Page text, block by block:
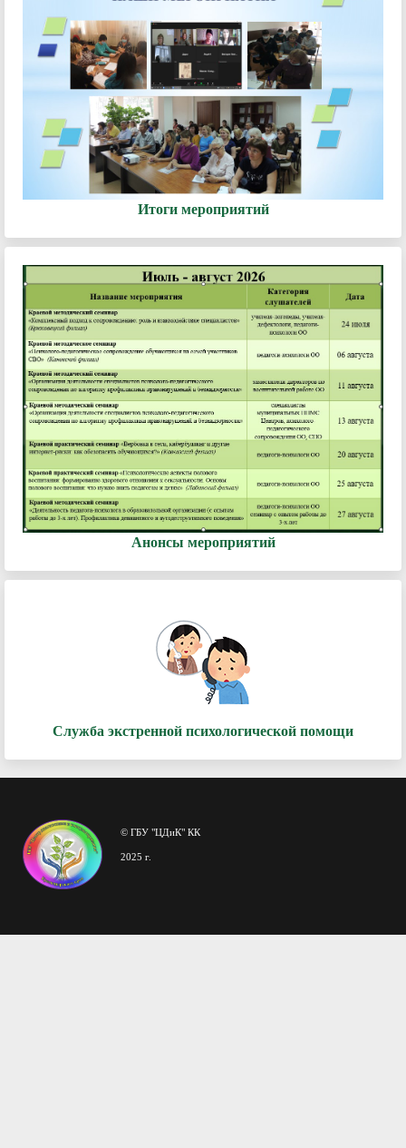
Итоги мероприятий
Анонсы мероприятий
Служба экстренной психологической помощи
© ГБУ "ЦДиК" КК
2025 г.